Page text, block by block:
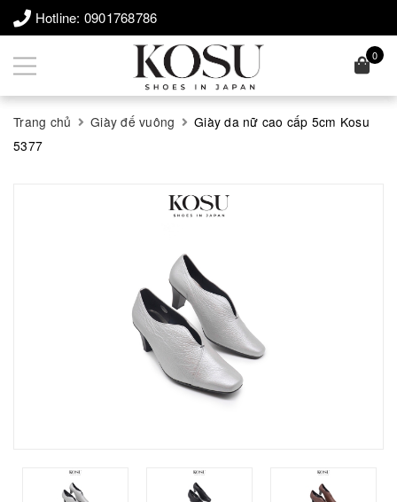
Hotline: 0901768786
0
Trang chủ Giày đế vuông
Giày da nữ cao cấp 5cm Kosu
5377